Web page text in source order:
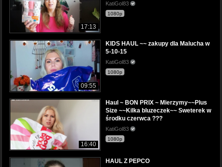
17:13
KatiGol83
1080p
09:55
KIDS HAUL ~~ zakupy dla Malucha w
5-10-15
KatiGol83
1080p
16:40
Haul ~ BON PRIX ~ Mierzymy~~Plus
Size ~~Kilka bluzeczek~~ Sweterek w
środku czerwca ???
KatiGol83
1080p
HAUL Z PEPCO